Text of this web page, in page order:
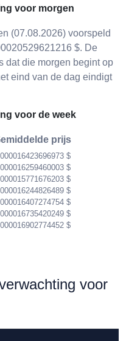
voor morgen
(07.08.2026) voorspeld
$. De
dat die morgen begint op
eind van de dag eindigt
voor de week
prijs
$
$
$
$
$
$
$
voor